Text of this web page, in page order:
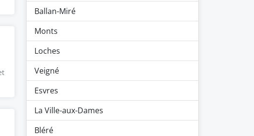
Ballan-Miré
Monts
Loches
Veigné
Esvres
La Ville-aux-Dames
Bléré